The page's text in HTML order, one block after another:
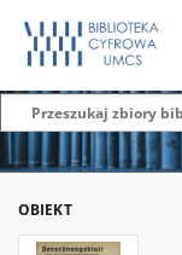
OBIEKT